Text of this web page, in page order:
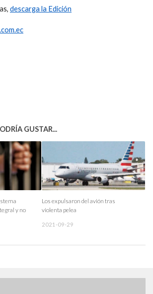
descarga la Edición
GUSTAR...
y no
Los expulsaron del avión tras
violenta pelea
2021-09-29